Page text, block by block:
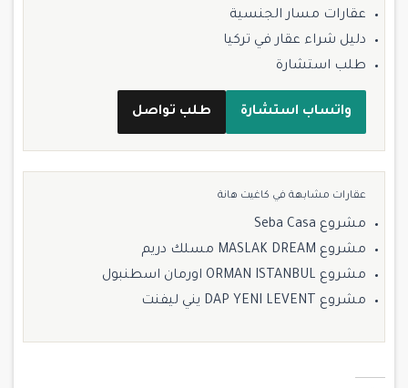
عقارات مسار الجنسية
دليل شراء عقار في تركيا
طلب استشارة
واتساب استشارة طلب تواصل
عقارات مشابهة في كاغيت هانة
مشروع Seba Casa
مشروع MASLAK DREAM مسلك دريم
مشروع ORMAN ISTANBUL اورمان اسطنبول
مشروع DAP YENI LEVENT يني ليفنت